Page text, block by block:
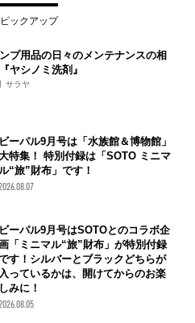
ックアップ
プ用品の日々のメンテナンスの相
ヤシノミ洗剤』
サラヤ
ビーパル9月号は「水族館＆博物館」
特集！ 特別付録は「SOTO ミニマ
ル“旅”財布」です！
ビーパル9月号はSOTOとのコラボ企
「ミニマル“旅”財布」が特別付録
す！シルバーとブラックどちらが
入っているかは、開けてからのお楽
しみに！